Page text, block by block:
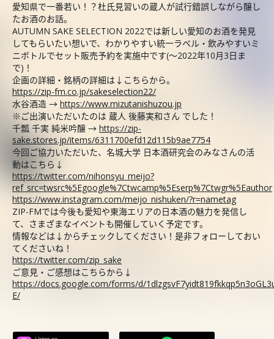
愛知県で一番若い！？杜氏見習いの蔵人が試行錯誤しながら醸し
たお酒のお話。
AUTUMN SAKE SELECTION 2022では新しい愛知のお酒を発見
してもらいたい想いで、わかりやすい統一ラベル・飲みやすいミ
ニボトルでセット販売予約を実施中です(〜2022年10月3日ま
で)！
企画の詳細・銘柄の詳細は↓こちらから。
https://zip-fm.co.jp/sakeselection22/
水谷酒造 → https://www.mizutanishuzou.jp
※ご出演いただいたのは 蔵人 後藤実和さん でした！
千瓢 千実 純米吟醸 → https://zip-
sake.stores.jp/items/6311700efd12d115b9ae7754
今回ご協力いただいた、名城大学 日本酒研究会のみなさんの活
動はこちら↓
https://twitter.com/nihonsyu_meijo?
ref_src=twsrc%5Egoogle%7Ctwcamp%5Eserp%7Ctwgr%5Eauthor
https://www.instagram.com/meijo_nishuken/?r=nametag
ZIP-FMでは今後も愛知や東海エリアの日本酒の魅力を発信し
て、さまざまなイベントも開催していく予定です。
情報などは↓からチェックしてください！是非フォローしておい
てくださいね！
https://twitter.com/zip_sake
ご意見・ご感想はこちらから↓
https://docs.google.com/forms/d/
E/